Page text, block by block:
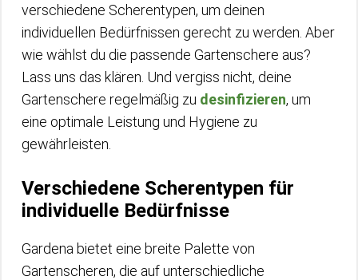
verschiedene Scherentypen, um deinen
individuellen Bedürfnissen gerecht zu werden. Aber
wie wählst du die passende Gartenschere aus?
Lass uns das klären. Und vergiss nicht, deine
Gartenschere regelmäßig zu desinfizieren, um
eine optimale Leistung und Hygiene zu
gewährleisten.
Verschiedene Scherentypen für
individuelle Bedürfnisse
Gardena bietet eine breite Palette von
Gartenscheren, die auf unterschiedliche